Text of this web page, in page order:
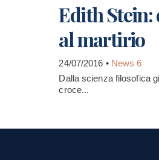
Edith
al martirio
24/07/2016 • News 6
Dalla scienza filosofica
croce...